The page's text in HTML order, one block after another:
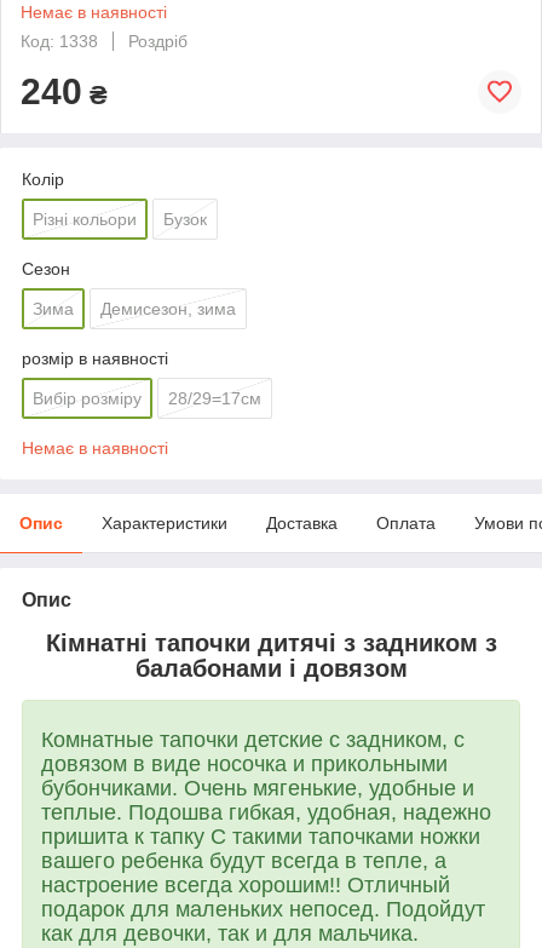
Немає в наявності
Код: 1338
Роздріб
240 ₴
Колір
Різні кольори Бузок
Сезон
Зима Демисезон, зима
розмір в наявності
Вибір розміру 28/29=17см
Немає в наявності
Опис Характеристики Доставка Оплата Умови
Опис
Кімнатні тапочки дитячі з задником з
балабонами і довязом
Комнатные тапочки детские с задником, с
довязом в виде носочка и прикольными
бубончиками. Очень мягенькие, удобные и
теплые. Подошва гибкая, удобная, надежно
пришита к тапку С такими тапочками ножки
вашего ребенка будут всегда в тепле, а
настроение всегда хорошим!! Отличный
подарок для маленьких непосед. Подойдут
как для девочки, так и для мальчика.